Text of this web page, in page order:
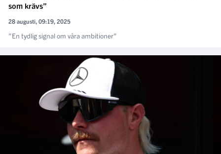
som krävs”
28 augusti, 09:19, 2025
”En tydlig signal om våra ambitioner”